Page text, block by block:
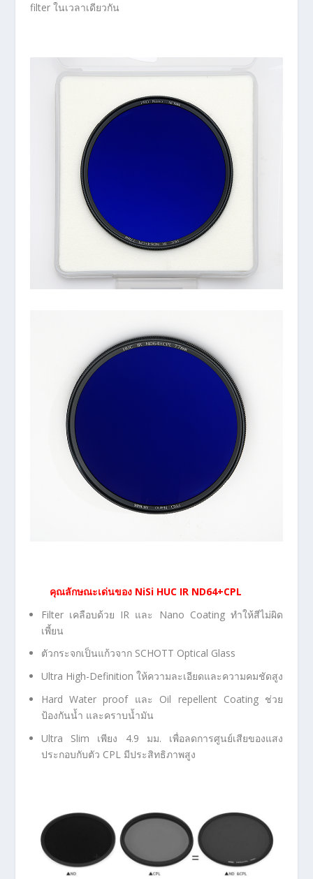
filter ในเวลาเดียวกัน
คุณลักษณะเด่นของ NiSi HUC IR ND64+CPL
Filter เคลือบด้วย IR และ Nano Coating ทำให้สีไม่ผิด
เพี้ยน
ตัวกระจกเป็นแก้วจาก SCHOTT Optical Glass
Ultra High-Definition ให้ความละเอียดและความคมชัดสูง
Hard Water proof และ Oil repellent Coating ช่วย
ป้องกันน้ำ และคราบน้ำมัน
Ultra Slim เพียง 4.9 มม. เพื่อลดการศูนย์เสียของแสง
ประกอบกับตัว CPL มีประสิทธิภาพสูง